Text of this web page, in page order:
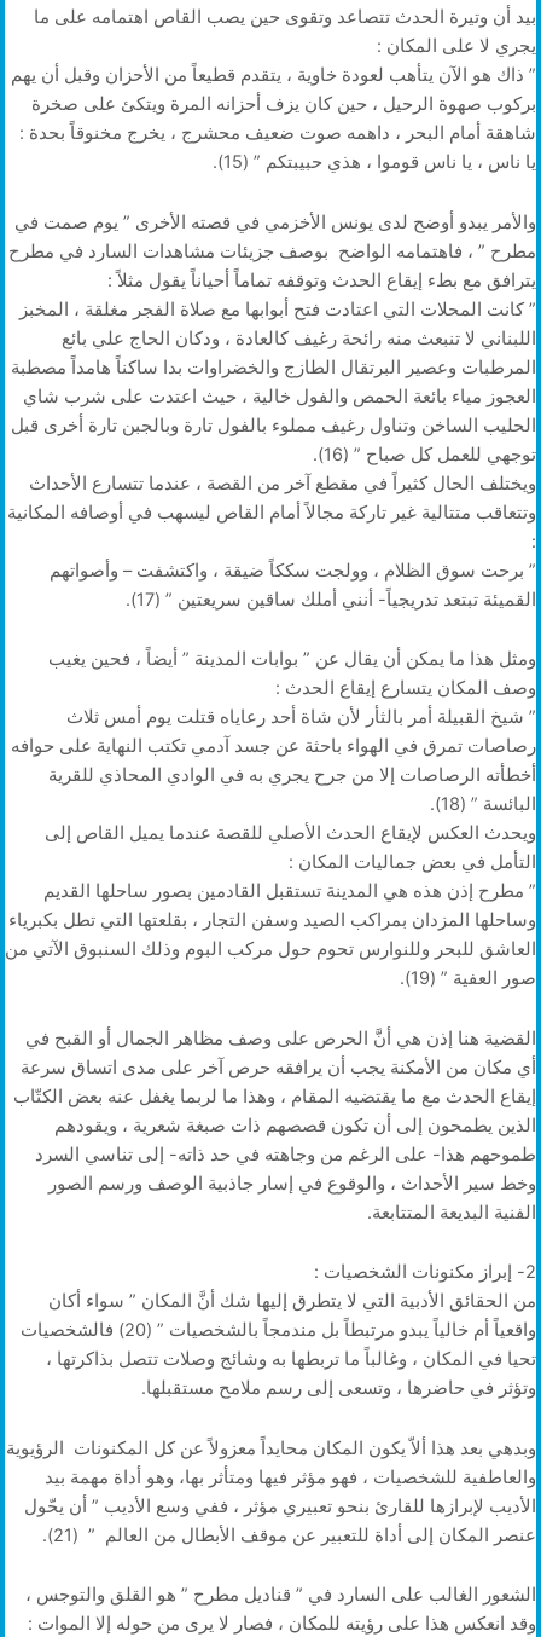
بيد أن وتيرة الحدث تتصاعد وتقوى حين يصب القاص اهتمامه على ما
يجري لا على المكان :
” ذاك هو الآن يتأهب لعودة خاوية ، يتقدم قطيعاً من الأحزان وقبل أن يهم
بركوب صهوة الرحيل ، حين كان يزف أحزانه المرة ويتكئ على صخرة
شاهقة أمام البحر ، داهمه صوت ضعيف محشرج ، يخرج مخنوقاً بحدة :
يا ناس ، يا ناس قوموا ، هذي حبيبتكم ” (15).
والأمر يبدو أوضح لدى يونس الأخزمي في قصته الأخرى ” يوم صمت في
مطرح ” ، فاهتمامه الواضح بوصف جزيئات مشاهدات السارد في مطرح
يترافق مع بطء إيقاع الحدث وتوقفه تماماً أحياناً يقول مثلاً :
” كانت المحلات التي اعتادت فتح أبوابها مع صلاة الفجر مغلقة ، المخبز
اللبناني لا تنبعث منه رائحة رغيف كالعادة ، ودكان الحاج علي بائع
المرطبات وعصير البرتقال الطازج والخضراوات بدا ساكناً هامداً مصطبة
العجوز مياء بائعة الحمص والفول خالية ، حيث اعتدت على شرب شاي
الحليب الساخن وتناول رغيف مملوء بالفول تارة وبالجبن تارة أخرى قبل
توجهي للعمل كل صباح ” (16).
ويختلف الحال كثيراً في مقطع آخر من القصة ، عندما تتسارع الأحداث
وتتعاقب متتالية غير تاركة مجالاً أمام القاص ليسهب في أوصافه المكانية
:
” برحت سوق الظلام ، وولجت سككاً ضيقة ، واكتشفت – وأصواتهم
القميئة تبتعد تدريجياً- أنني أملك ساقين سريعتين ” (17).
ومثل هذا ما يمكن أن يقال عن ” بوابات المدينة ” أيضاً ، فحين يغيب
وصف المكان يتسارع إيقاع الحدث :
” شيخ القبيلة أمر بالثأر لأن شاة أحد رعاياه قتلت يوم أمس ثلاث
رصاصات تمرق في الهواء باحثة عن جسد آدمي تكتب النهاية على حوافه
أخطأته الرصاصات إلا من جرح يجري به في الوادي المحاذي للقرية
البائسة ” (18).
ويحدث العكس لإيقاع الحدث الأصلي للقصة عندما يميل القاص إلى
التأمل في بعض جماليات المكان :
” مطرح إذن هذه هي المدينة تستقبل القادمين بصور ساحلها القديم
وساحلها المزدان بمراكب الصيد وسفن التجار ، بقلعتها التي تطل بكبرياء
العاشق للبحر وللنوارس تحوم حول مركب البوم وذلك السنبوق الآتي من
صور العفية ” (19).
القضية هنا إذن هي أنَّ الحرص على وصف مظاهر الجمال أو القبح في
أي مكان من الأمكنة يجب أن يرافقه حرص آخر على مدى اتساق سرعة
إيقاع الحدث مع ما يقتضيه المقام ، وهذا ما لربما يغفل عنه بعض الكتّاب
الذين يطمحون إلى أن تكون قصصهم ذات صبغة شعرية ، ويقودهم
طموحهم هذا- على الرغم من وجاهته في حد ذاته- إلى تناسي السرد
وخط سير الأحداث ، والوقوع في إسار جاذبية الوصف ورسم الصور
الفنية البديعة المتتابعة.
2- إبراز مكنونات الشخصيات :
من الحقائق الأدبية التي لا يتطرق إليها شك أنَّ المكان ” سواء أكان
واقعياً أم خالياً يبدو مرتبطاً بل مندمجاً بالشخصيات ” (20) فالشخصيات
تحيا في المكان ، وغالباً ما تربطها به وشائج وصلات تتصل بذاكرتها ،
وتؤثر في حاضرها ، وتسعى إلى رسم ملامح مستقبلها.
وبدهي بعد هذا ألاّ يكون المكان محايداً معزولاً عن كل المكنونات الرؤيوية
والعاطفية للشخصيات ، فهو مؤثر فيها ومتأثر بها، وهو أداة مهمة بيد
الأديب لإبرازها للقارئ بنحو تعبيري مؤثر ، ففي وسع الأديب ” أن يحّول
عنصر المكان إلى أداة للتعبير عن موقف الأبطال من العالم ” (21).
الشعور الغالب على السارد في ” قناديل مطرح ” هو القلق والتوجس ،
وقد انعكس هذا على رؤيته للمكان ، فصار لا يرى من حوله إلا الموات :